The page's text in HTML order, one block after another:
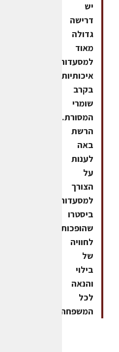
יש
דרישה
גדולה
מאוד
למסעדות
איכותיות
בקרב
שומרי
המסורת.
הרשת
באה
לענות
על
הצורך
למסעדות
ביסטרו
שהופכות
לחוויה
של
בילוי
והנאה
לכל
המשפחה"